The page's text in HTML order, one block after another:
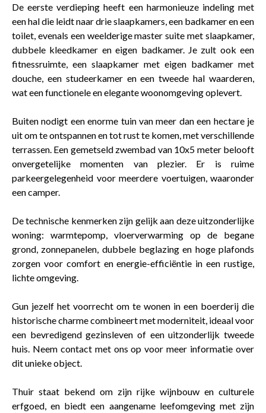
De eerste verdieping heeft een harmonieuze indeling met
een hal die leidt naar drie slaapkamers, een badkamer en een
toilet, evenals een weelderige master suite met slaapkamer,
dubbele kleedkamer en eigen badkamer. Je zult ook een
fitnessruimte, een slaapkamer met eigen badkamer met
douche, een studeerkamer en een tweede hal waarderen,
wat een functionele en elegante woonomgeving oplevert.
Buiten nodigt een enorme tuin van meer dan een hectare je
uit om te ontspannen en tot rust te komen, met verschillende
terrassen. Een gemetseld zwembad van 10x5 meter belooft
onvergetelijke momenten van plezier. Er is ruime
parkeergelegenheid voor meerdere voertuigen, waaronder
een camper.
De technische kenmerken zijn gelijk aan deze uitzonderlijke
woning: warmtepomp, vloerverwarming op de begane
grond, zonnepanelen, dubbele beglazing en hoge plafonds
zorgen voor comfort en energie-efficiëntie in een rustige,
lichte omgeving.
Gun jezelf het voorrecht om te wonen in een boerderij die
historische charme combineert met moderniteit, ideaal voor
een bevredigend gezinsleven of een uitzonderlijk tweede
huis. Neem contact met ons op voor meer informatie over
dit unieke object.
Thuir staat bekend om zijn rijke wijnbouw en culturele
erfgoed, en biedt een aangename leefomgeving met zijn